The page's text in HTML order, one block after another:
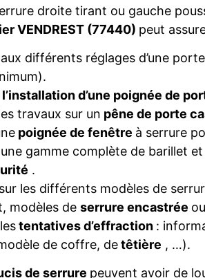
droite tirant ou gauche
VENDREST (77440) peut
différents réglages d’une porte
l’installation d’une poignée de
travaux sur un pêne de porte
poignée de fenêtre à serrure
gamme complète de barillet
.
les différents modèles de
modèles de serrure encastrée
tentatives d’effraction :
de coffre, detêtière , …).
de serrure peuvent avoir de